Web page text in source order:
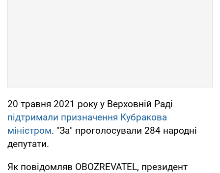
20 травня 2021 року у Верховній Раді
підтримали призначення Кубракова
міністром. "За" проголосували 284 народні
депутати.
Як повідомляв OBOZREVATEL, президент